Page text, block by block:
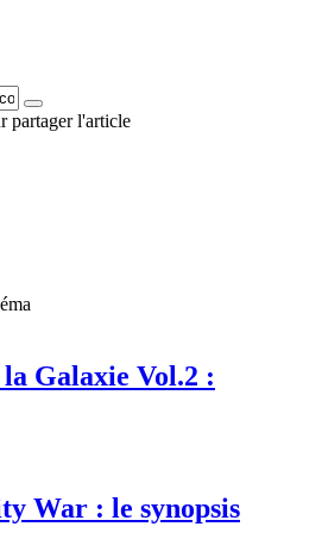
partager l'article
Galaxie Vol.2 :
War : le synopsis